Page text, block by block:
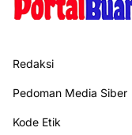
Redaksi
Pedoman Media Siber
Kode Etik